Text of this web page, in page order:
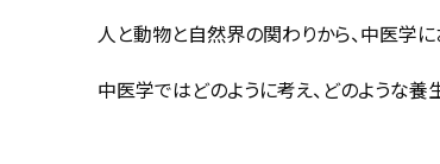
人と動物と自然界の関わりから、中医学
中医学ではどのように考え、どのような養